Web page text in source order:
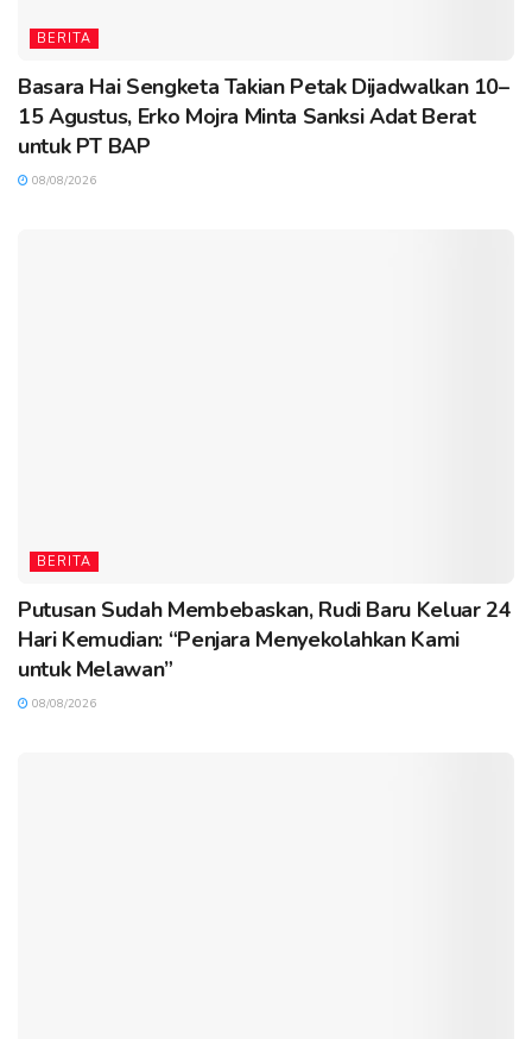
BERITA
Basara Hai Sengketa Takian Petak Dijadwalkan 10–
15 Agustus, Erko Mojra Minta Sanksi Adat Berat
untuk PT BAP
08/08/2026
BERITA
Putusan Sudah Membebaskan, Rudi Baru Keluar 24
Hari Kemudian: “Penjara Menyekolahkan Kami
untuk Melawan”
08/08/2026